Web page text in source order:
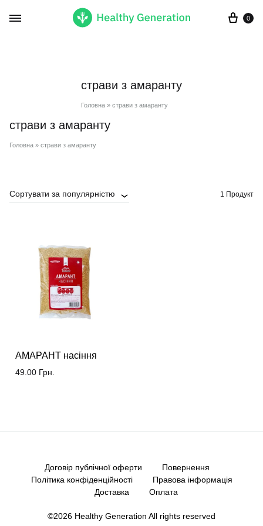
0
страви з амаранту
Головна » страви з амаранту
страви з амаранту
Головна » страви з амаранту
Сортувати за популярністю 1 Продукт
АМАРАНТ насіння
49.00 Грн.
©2026 Healthy Generation All rights reserved
Договір публічної оферти
Повернення
Політика конфіденційності
Правова інформація
Доставка
Оплата